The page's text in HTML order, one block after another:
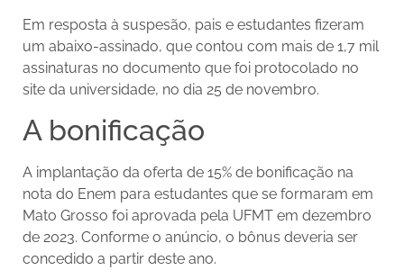
Em resposta à suspesão, pais e estudantes fizeram
um abaixo-assinado, que contou com mais de 1,7 mil
assinaturas no documento que foi protocolado no
site da universidade, no dia 25 de novembro.
A bonificação
A implantação da oferta de 15% de bonificação na
nota do Enem para estudantes que se formaram em
Mato Grosso foi aprovada pela UFMT em dezembro
de 2023. Conforme o anúncio, o bônus deveria ser
concedido a partir deste ano.